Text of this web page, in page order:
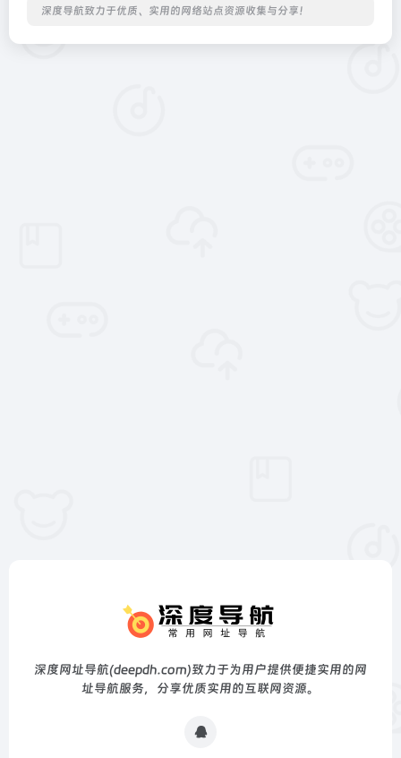
深度导航致力于优质、实用的网络站点资源收集与分享！
深度网址导航(deepdh.com)致力于为用户提供便捷实用的网
址导航服务，分享优质实用的互联网资源。